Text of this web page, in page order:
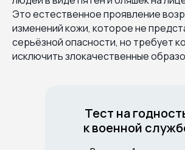
Это естественное проявление
изменений кожи, которое не
серьёзной опасности, но требует
исключить злокачественные
Тест на
к военной